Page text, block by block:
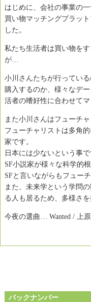
はじめに、会社の事業の
買い物マッチングプラッ
した。
私たち生活者は買い物を
が…
小川さんたちが行ってい
購入するのか、様々なデ
活者の嗜好性に合わせて
また小川さんはフューチ
フューチャリストは多角
家です。
日本には少ないという事
SF小説家が様々な科学的
SFと言いながらもフュー
また、未来学という学問
る人も居るため、多様さを
今夜の選曲… Wanted / 上
バックナンバー